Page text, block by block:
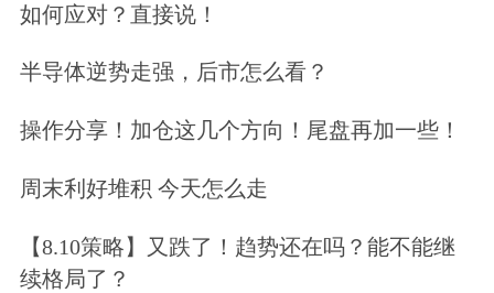
如何应对？直接说！
半导体逆势走强，后市怎么看？
操作分享！加仓这几个方向！尾盘再加一些！
周末利好堆积 今天怎么走
【8.10策略】又跌了！趋势还在吗？能不能继
续格局了？